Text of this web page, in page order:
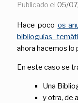
Publicado el 05/
Hace poco os
biblioguías
ahora hacemos lo
En este caso se
Una
y otra, de